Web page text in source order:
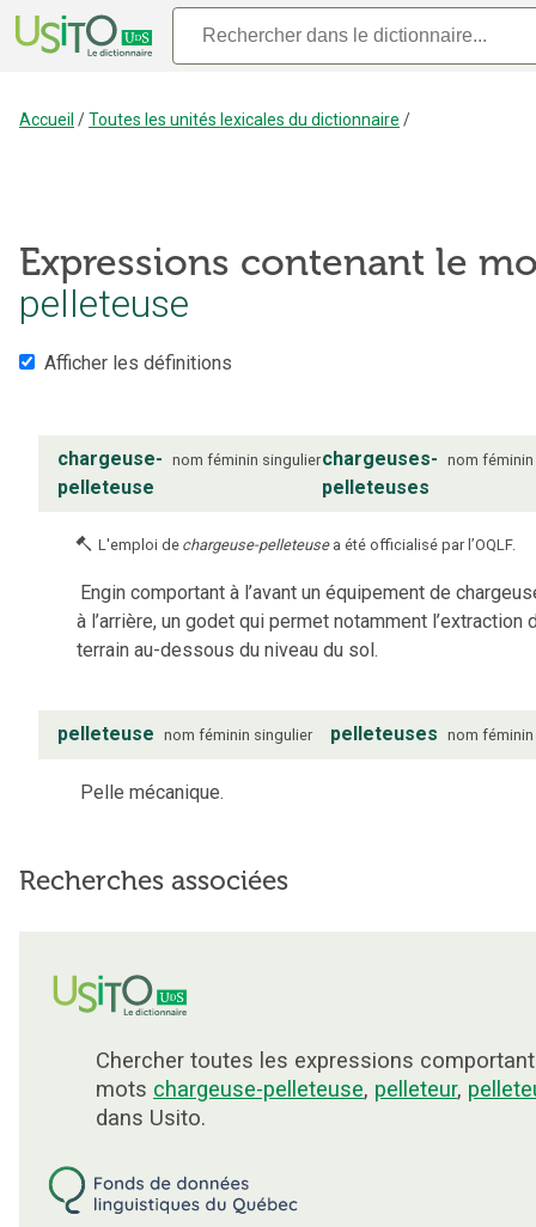
Accueil /Toutes les unités lexicales du dictionnaire /
Expressions contenant le
pelleteuse
Afficher les définitions
chargeuse-
pelleteuse
nom féminin singulierchargeuses-
pelleteuses
nom féminin
L'emploi de chargeuse-pelleteuse a été officialisé par l’OQLF.
Engin comportant à l’avant un équipement de
à l’arrière, un godet qui permet notamment l’extraction
terrain au-dessous du niveau du sol.
pelleteuse nom féminin singulier pelleteuses nom féminin
Pelle mécanique.
Recherches associées
Chercher toutes les expressions
mots chargeuse-pelleteuse, pelleteur,
dans Usito.